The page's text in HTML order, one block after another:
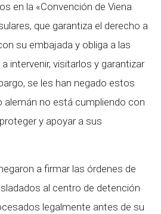
en la «Convención de Viena
que garantiza el derecho a
su embajada y obliga a las
intervenir, visitarlos y garantizar
se les han negado estos
alemán no está cumpliendo con
y apoyar a sus
a firmar las órdenes de
al centro de detención
legalmente antes de su